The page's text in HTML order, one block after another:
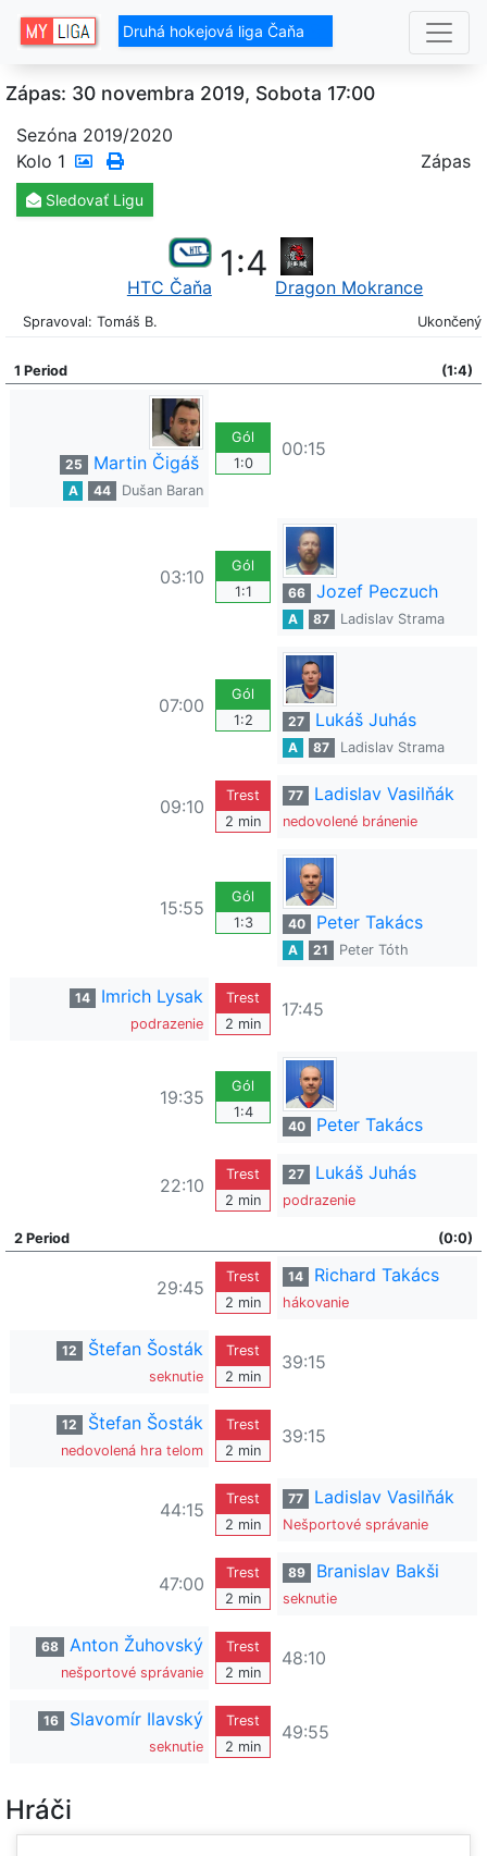
Druhá hokejová liga Čaňa
Zápas: 30 novembra 2019, Sobota 17:00
Sezóna 2019/2020
Kolo 1 Zápas
Sledovať Ligu
HTC Čaňa
1:4
Dragon Mokrance
Spravoval: Tomáš B. Ukončený
1 Period (1:4)
25 Martin Čigáš
A 44 Dušan Baran
Gól
1:0
00:15
03:10
Gól
1:1
66 Jozef Peczuch
A 87 Ladislav Strama
07:00
Gól
1:2
27 Lukáš Juhás
A 87 Ladislav Strama
09:10
Trest
2 min
77 Ladislav Vasilňák
nedovolené bránenie
15:55
Gól
1:3
40 Peter Takács
A 21 Peter Tóth
14 Imrich Lysak
podrazenie
Trest
2 min
17:45
19:35
Gól
1:4
40
Peter Takács
22:10
Trest
2 min
27 Lukáš Juhás
podrazenie
2 Period (0:0)
29:45
Trest
2 min
14 Richard Takács
hákovanie
12 Štefan Šosták
seknutie
Trest
2 min
39:15
12 Štefan Šosták
nedovolená hra telom
Trest
2 min
39:15
44:15
Trest
2 min
77 Ladislav Vasilňák
Nešportové správanie
47:00
Trest
2 min
89 Branislav Bakši
seknutie
68 Anton Žuhovský
nešportové správanie
Trest
2 min
48:10
16 Slavomír Ilavský
seknutie
Trest
2 min
49:55
Hráči